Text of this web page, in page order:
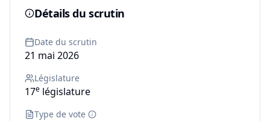
Détails du scrutin
Date du scrutin
21 mai 2026
Législature
17e législature
Type de vote